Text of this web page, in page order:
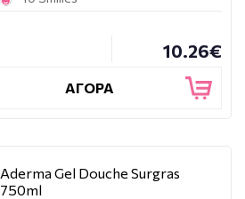
10.26€
ΑΓΟΡΑ
Aderma Gel Douche Surgras
750ml